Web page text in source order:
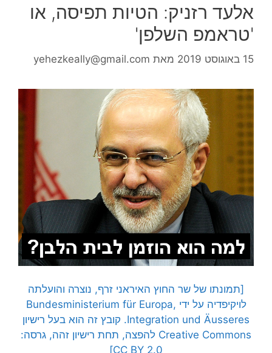
אלעד רזניק: הטיות תפיסה, או
'טראמפ השלפן'
15 באוגוסט 2019 מאת yehezkeally@gmail.com
[תמונתו של שר החוץ האיראני זרף, נוצרה והועלתה
לויקיפדיה על ידי Bundesministerium für Europa,
Integration und Äusseres. קובץ זה הוא בעל רישיון
Creative Commons להפצה, תחת רישיון זהה, גרסה:
CC BY 2.0]